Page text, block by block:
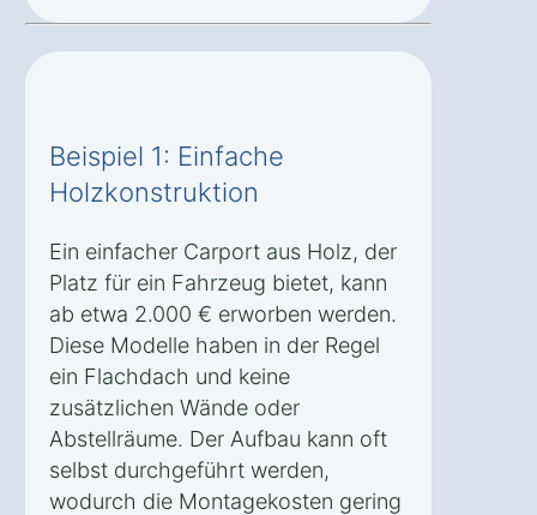
Beispiel 1: Einfache
Holzkonstruktion
Ein einfacher Carport aus Holz, der
Platz für ein Fahrzeug bietet, kann
ab etwa 2.000 € erworben werden.
Diese Modelle haben in der Regel
ein Flachdach und keine
zusätzlichen Wände oder
Abstellräume. Der Aufbau kann oft
selbst durchgeführt werden,
wodurch die Montagekosten gering